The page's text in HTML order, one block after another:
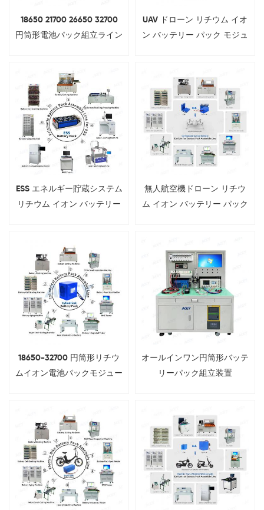
18650 21700 26650 32700
円筒形電池パック組立ライン
UAV ドローン リチウム イオ
ン バッテリー パック モジュ
ESS エネルギー貯蔵システム
リチウム イオン バッテリー
無人航空機ドローン リチウ
ム イオン バッテリー パック
18650-32700 円筒形リチウ
ムイオン電池パックモジュー
オールインワン円筒形バッテ
リーパック組立装置